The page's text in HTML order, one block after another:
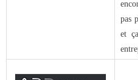
- Formations
pas
et